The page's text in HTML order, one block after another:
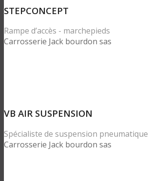
STEPCONCEPT
Rampe d’accès - marchepieds
Carrosserie Jack bourdon sas
VB AIR SUSPENSION
Spécialiste de suspension pneumatique
Carrosserie Jack bourdon sas